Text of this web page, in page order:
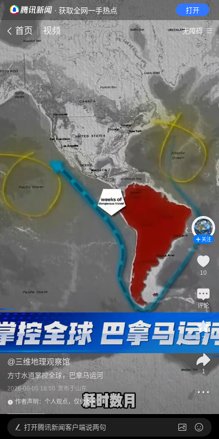
· 获取全网一手热点 打开
首页 视频 无障碍
@三维地理观察馆
方寸水道掌控全球，巴拿马运河
2026-06-05 18:50 发布于山东
作者声明：个人观点，仅供参考
关注
10
评论
2
1
打开腾讯新闻客户端说两句